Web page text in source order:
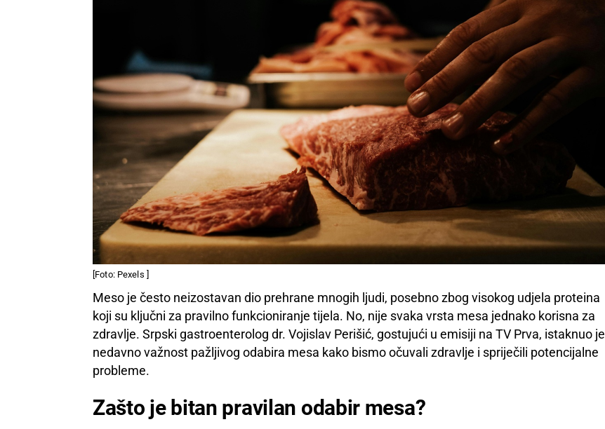
[Foto: Pexels ]
Meso je često neizostavan dio prehrane mnogih ljudi, posebno zbog visokog udjela proteina
koji su ključni za pravilno funkcioniranje tijela. No, nije svaka vrsta mesa jednako korisna za
zdravlje. Srpski gastroenterolog dr. Vojislav Perišić, gostujući u emisiji na TV Prva, istaknuo je
nedavno važnost pažljivog odabira mesa kako bismo očuvali zdravlje i spriječili potencijalne
probleme.
Zašto je bitan pravilan odabir mesa?